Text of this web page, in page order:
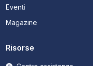
Eventi
Magazine
Risorse